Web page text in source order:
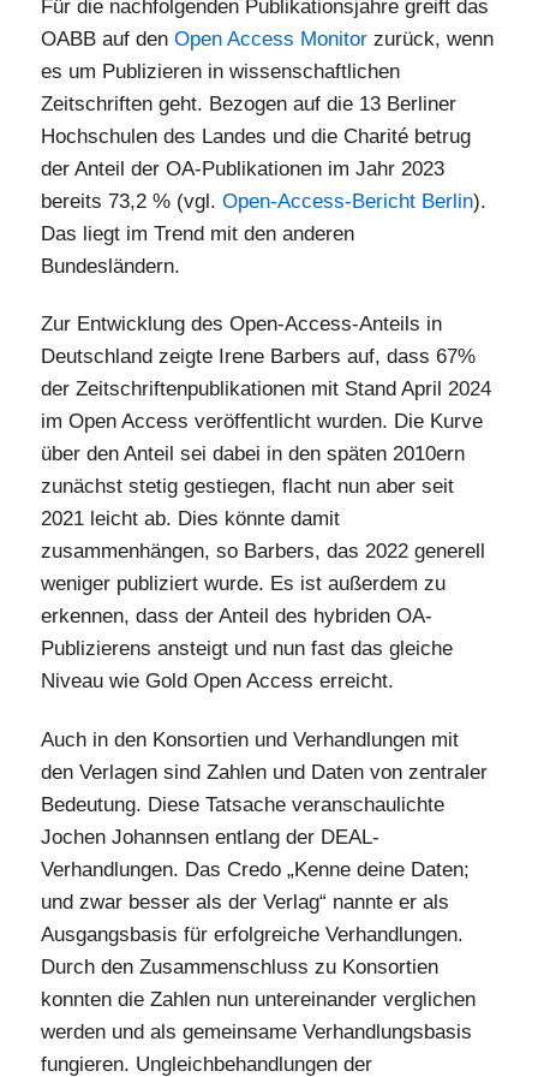
Für die nachfolgenden Publikationsjahre greift das
OABB auf denOpen Access Monitor zurück, wenn
es um Publizieren in wissenschaftlichen
Zeitschriften geht. Bezogen auf die 13 Berliner
Hochschulen des Landes und die Charité betrug
der Anteil der OA-Publikationen im Jahr 2023
bereits 73,2 % (vgl.Open-Access-Bericht Berlin).
Das liegt im Trend mit den anderen
Bundesländern.
Zur Entwicklung des Open-Access-Anteils in
Deutschland zeigte Irene Barbers auf, dass 67%
der Zeitschriftenpublikationen mit Stand April 2024
im Open Access veröffentlicht wurden. Die Kurve
über den Anteil sei dabei in den späten 2010ern
zunächst stetig gestiegen, flacht nun aber seit
2021 leicht ab. Dies könnte damit
zusammenhängen, so Barbers, das 2022 generell
weniger publiziert wurde. Es ist außerdem zu
erkennen, dass der Anteil des hybriden OA-
Publizierens ansteigt und nun fast das gleiche
Niveau wie Gold Open Access erreicht.
Auch in den Konsortien und Verhandlungen mit
den Verlagen sind Zahlen und Daten von zentraler
Bedeutung. Diese Tatsache veranschaulichte
Jochen Johannsen entlang der DEAL-
Verhandlungen. Das Credo „Kenne deine Daten;
und zwar besser als der Verlag“ nannte er als
Ausgangsbasis für erfolgreiche Verhandlungen.
Durch den Zusammenschluss zu Konsortien
konnten die Zahlen nun untereinander verglichen
werden und als gemeinsame Verhandlungsbasis
fungieren. Ungleichbehandlungen der